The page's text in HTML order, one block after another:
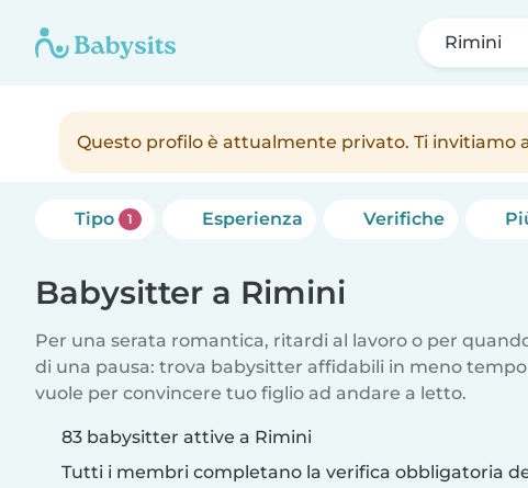
Rimini
Questo profilo è attualmente privato. Ti
Tipo 1 Esperienza Verifiche
Babysitter a Rimini
Per una serata romantica, ritardi al lavoro o per
di una pausa: trova babysitter affidabili in meno
vuole per convincere tuo figlio ad andare a letto.
83 babysitter attive a Rimini
Tutti i membri completano la verifica obbligatoria